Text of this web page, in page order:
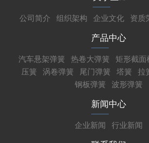
公司简介 组织架构 企业文化 资质
产品中心
汽车悬架弹簧 热卷大弹簧 矩形截面
压簧
涡卷弹簧 尾门弹簧 塔簧 拉
钢板弹簧
波形弹簧
新闻中心
企业新闻 行业新闻